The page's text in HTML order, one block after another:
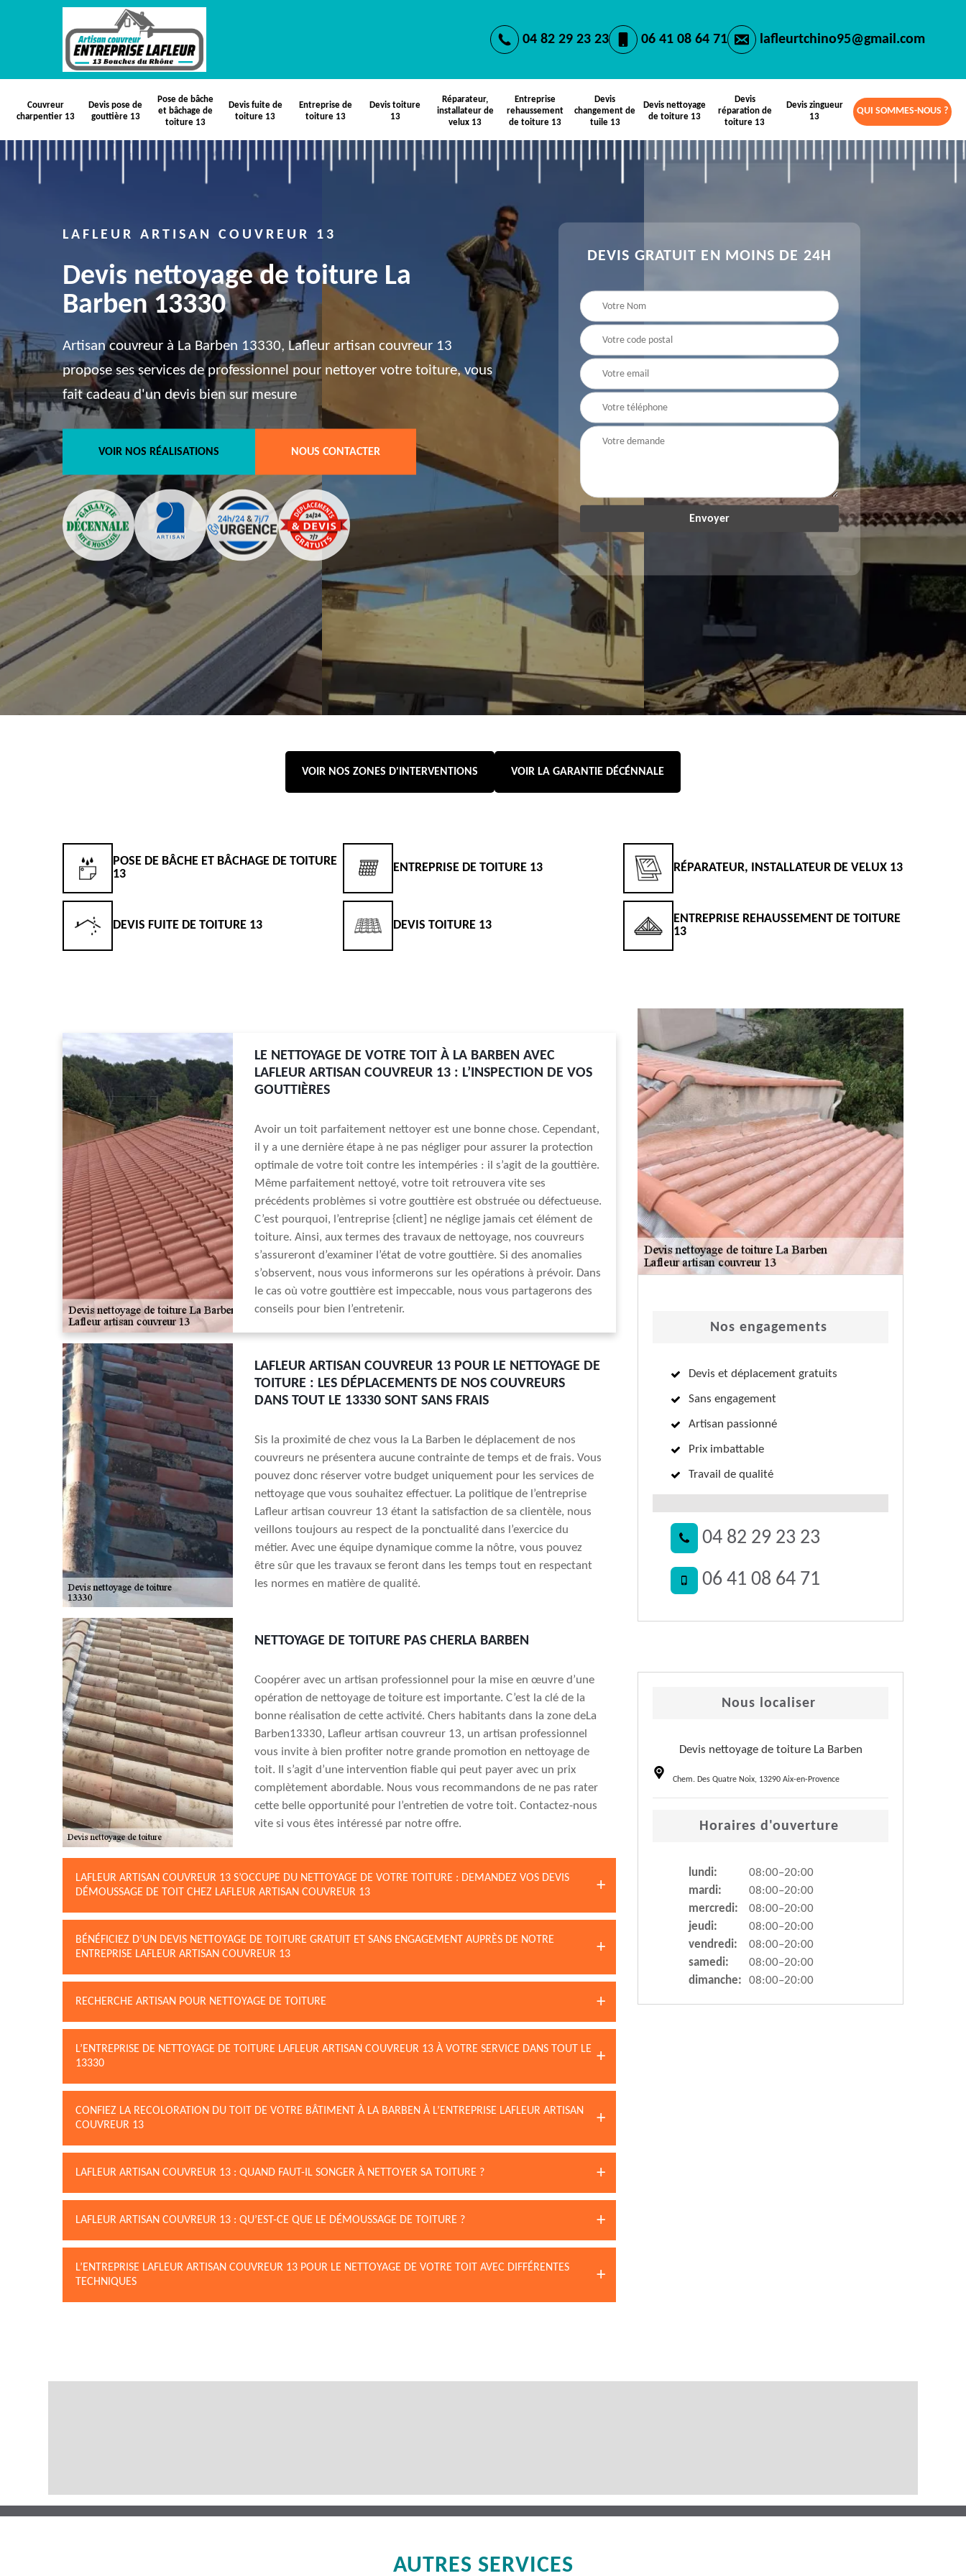
04 82 29 23 23 06 41 08 64 71 lafleurtchino95@gmail.com
Couvreur
charpentier 13
Devis pose de
gouttière 13
Pose de bâche
et bâchage de
toiture 13
Devis fuite de
toiture 13
Entreprise de
toiture 13
Devis toiture
13
Réparateur,
installateur de
velux 13
Entreprise
rehaussement
de toiture 13
Devis
changement de
tuile 13
Devis nettoyage
de toiture 13
Devis
réparation de
toiture 13
Devis zingueur
13
QUI SOMMES-NOUS ?
LAFLEUR ARTISAN COUVREUR 13
Devis nettoyage de toiture La
Barben 13330
Artisan couvreur à La Barben 13330, Lafleur artisan couvreur 13
propose ses services de professionnel pour nettoyer votre toiture, vous
fait cadeau d'un devis bien sur mesure
VOIR NOS RÉALISATIONS NOUS CONTACTER
DEVIS GRATUIT EN MOINS DE 24H
VOIR NOS ZONES D'INTERVENTIONS VOIR LA GARANTIE DÉCÉNNALE
POSE DE BÂCHE ET BÂCHAGE DE TOITURE
13
DEVIS FUITE DE TOITURE 13
ENTREPRISE DE TOITURE 13
DEVIS TOITURE 13
RÉPARATEUR, INSTALLATEUR DE VELUX 13
ENTREPRISE REHAUSSEMENT DE TOITURE
13
LE NETTOYAGE DE VOTRE TOIT À LA BARBEN AVEC
LAFLEUR ARTISAN COUVREUR 13 : L’INSPECTION DE VOS
GOUTTIÈRES
Avoir un toit parfaitement nettoyer est une bonne chose. Cependant,
il y a une dernière étape à ne pas négliger pour assurer la protection
optimale de votre toit contre les intempéries : il s’agit de la gouttière.
Même parfaitement nettoyé, votre toit retrouvera vite ses
précédents problèmes si votre gouttière est obstruée ou défectueuse.
C’est pourquoi, l’entreprise {client] ne néglige jamais cet élément de
toiture. Ainsi, aux termes des travaux de nettoyage, nos couvreurs
s’assureront d’examiner l’état de votre gouttière. Si des anomalies
s’observent, nous vous informerons sur les opérations à prévoir. Dans
le cas où votre gouttière est impeccable, nous vous partagerons des
conseils pour bien l’entretenir.
LAFLEUR ARTISAN COUVREUR 13 POUR LE NETTOYAGE DE
TOITURE : LES DÉPLACEMENTS DE NOS COUVREURS
DANS TOUT LE 13330 SONT SANS FRAIS
Sis la proximité de chez vous la La Barben le déplacement de nos
couvreurs ne présentera aucune contrainte de temps et de frais. Vous
pouvez donc réserver votre budget uniquement pour les services de
nettoyage que vous souhaitez effectuer. La politique de l’entreprise
Lafleur artisan couvreur 13 étant la satisfaction de sa clientèle, nous
veillons toujours au respect de la ponctualité dans l’exercice du
métier. Avec une équipe dynamique comme la nôtre, vous pouvez
être sûr que les travaux se feront dans les temps tout en respectant
les normes en matière de qualité.
NETTOYAGE DE TOITURE PAS CHERLA BARBEN
Coopérer avec un artisan professionnel pour la mise en œuvre d’une
opération de nettoyage de toiture est importante. C’est la clé de la
bonne réalisation de cette activité. Chers habitants dans la zone deLa
Barben13330, Lafleur artisan couvreur 13, un artisan professionnel
vous invite à bien profiter notre grande promotion en nettoyage de
toit. Il s’agit d’une intervention fiable qui peut payer avec un prix
complètement abordable. Nous vous recommandons de ne pas rater
cette belle opportunité pour l’entretien de votre toit. Contactez-nous
vite si vous êtes intéressé par notre offre.
LAFLEUR ARTISAN COUVREUR 13 S’OCCUPE DU NETTOYAGE DE VOTRE TOITURE : DEMANDEZ VOS DEVIS
DÉMOUSSAGE DE TOIT CHEZ LAFLEUR ARTISAN COUVREUR 13
BÉNÉFICIEZ D’UN DEVIS NETTOYAGE DE TOITURE GRATUIT ET SANS ENGAGEMENT AUPRÈS DE NOTRE
ENTREPRISE LAFLEUR ARTISAN COUVREUR 13
RECHERCHE ARTISAN POUR NETTOYAGE DE TOITURE
L’ENTREPRISE DE NETTOYAGE DE TOITURE LAFLEUR ARTISAN COUVREUR 13 À VOTRE SERVICE DANS TOUT LE
13330
CONFIEZ LA RECOLORATION DU TOIT DE VOTRE BÂTIMENT À LA BARBEN À L’ENTREPRISE LAFLEUR ARTISAN
COUVREUR 13
LAFLEUR ARTISAN COUVREUR 13 : QUAND FAUT-IL SONGER À NETTOYER SA TOITURE ?
LAFLEUR ARTISAN COUVREUR 13 : QU’EST-CE QUE LE DÉMOUSSAGE DE TOITURE ?
L’ENTREPRISE LAFLEUR ARTISAN COUVREUR 13 POUR LE NETTOYAGE DE VOTRE TOIT AVEC DIFFÉRENTES
TECHNIQUES
Nos engagements
Devis et déplacement gratuits
Sans engagement
Artisan passionné
Prix imbattable
Travail de qualité
04 82 29 23 23
06 41 08 64 71
Nous localiser
Devis nettoyage de toiture La Barben
Chem. Des Quatre Noix, 13290 Aix-en-Provence
Horaires d'ouverture
lundi:
08:00–20:00
mardi:
08:00–20:00
mercredi:
08:00–20:00
jeudi:
08:00–20:00
vendredi:
08:00–20:00
samedi:
08:00–20:00
dimanche:
08:00–20:00
AUTRES SERVICES